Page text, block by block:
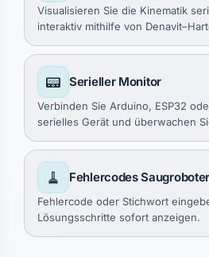
Visualisieren Sie die Kinematik
interaktiv mithilfe von
📟 Serieller Monitor
Verbinden Sie Arduino, ESP32
serielles Gerät und überwachen
🧹 Fehlercodes Saugroboter
Fehlercode oder Stichwort
Lösungsschritte sofort anzeigen.